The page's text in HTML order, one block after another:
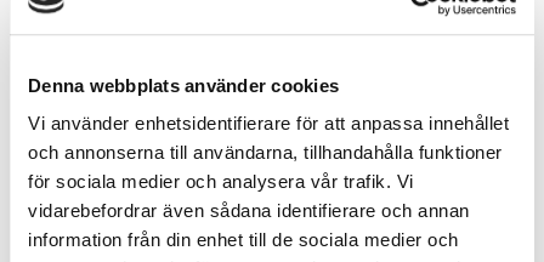
Denna webbplats använder cookies
Vi använder enhetsidentifierare för att anpassa innehållet
och annonserna till användarna, tillhandahålla funktioner
för sociala medier och analysera vår trafik. Vi
vidarebefordrar även sådana identifierare och annan
information från din enhet till de sociala medier och
advertisements on the
LAST_RES
Y_KEY
YouTube
Used to track user’s
embedded content.
LogsDatabas
eV2:V#||Log
sRequestsSto
re
YouTube
Used to track user’s
interaction with
embedded content.
Beständi